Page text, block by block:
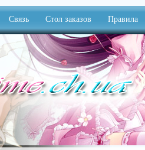
Связь Стол заказов Правила